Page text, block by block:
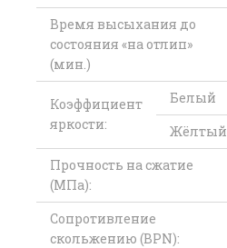
Время высыхания до
состояния «на отлип»
(мин.)
Коэффициент
яркости:
Белый
Жёлтый
Прочность на сжатие
(МПа):
Сопротивление
скольжению (BPN):